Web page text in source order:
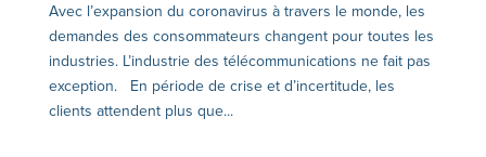
Avec l’expansion du coronavirus à travers le monde, les
demandes des consommateurs changent pour toutes les
industries. L’industrie des télécommunications ne fait pas
exception. En période de crise et d’incertitude, les
clients attendent plus que...